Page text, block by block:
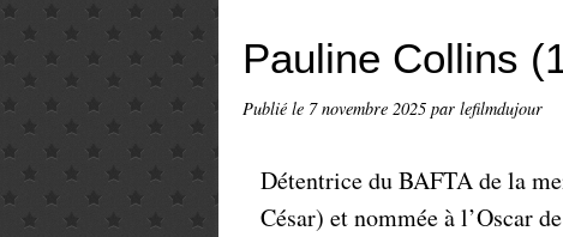
Pauline Collins
Publié le 7 novembre 2025 par lefilmdujour
Détentrice du BAFTA de la
César) et nommée à l’Oscar